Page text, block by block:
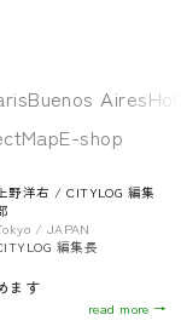
Buenos Aires
MapE-shop
野洋右 / CITYLOG 編集
/ JAPAN
編集長
ます
read more →